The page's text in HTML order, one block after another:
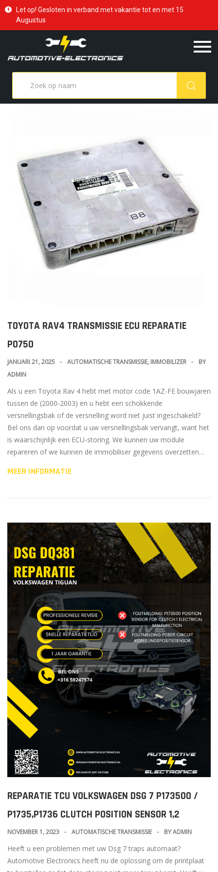
Let op! Gesloten in verband met vakantie tot en met 15
Augustus
TOYOTA RAV4 TRANSMISSIE ECU REPARATIE
P0750
JANUARI 21, 2025 AUTOMATISCHE TRANSMISSIE, IMMOBILIZER
BY
ADMIN
Als u een Toyota Rav 4 hebt met motor code 1AZ-FE bouwjaren
tussen de (2000-2003) en u hebt een schokkende
versnellingsbak of de versnelling word niet juist ingeschakeld?
Bel ons dan op voordat u uw versnellingsbak vervangt, want het
is waarschijnlijk een ECU-storing. We kunnen uw module
repareren of we kunnen de immobiliser gegevens overzetten…
MEER INFORMATIE
REPARATIE TCU VOLKSWAGEN DSG 7 P173500 /
P1735,P1736 CLUTCH POSITION SENSOR 1,2
NOVEMBER 1, 2023 AUTOMATISCHE TRANSMISSIE BYADMIN
Heeft u een problemen met uw Dsg 7 traps automaat?
Automotive Electronics heeft nu de oplossing om de printplaat